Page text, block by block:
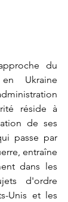
du
Ukraine
réside à
de ses
passe par
entraîne
dans les
d'ordre
Unis et les